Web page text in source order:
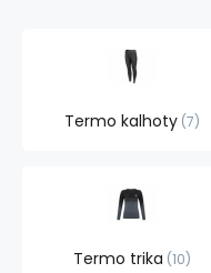
Termo kalhoty 7
Termo trika 10